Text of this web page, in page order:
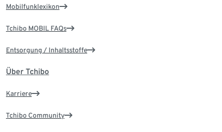
Mobilfunklexikon
Tchibo MOBIL FAQs
Entsorgung / Inhaltsstoffe
Über Tchibo
Karriere
Tchibo Community